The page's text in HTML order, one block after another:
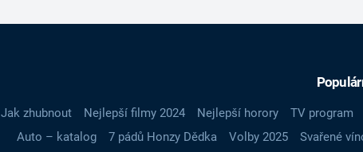
Jak zhubnout Nejlepší filmy 2024 Nejlepší horory TV program
Auto – katalog
7 pádů Honzy Dědka Volby 2025 Svařené